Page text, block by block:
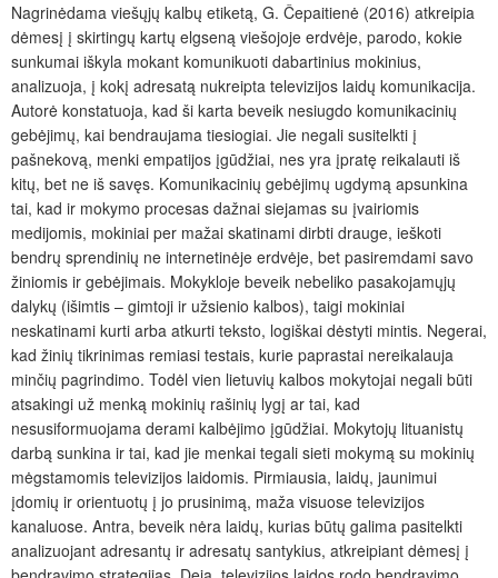
Nagrinėdama viešųjų kalbų etiketą, G. Čepaitienė (2016) atkreipia
dėmesį į skirtingų kartų elgseną viešojoje erdvėje, parodo, kokie
sunkumai iškyla mokant komunikuoti dabartinius mokinius,
analizuoja, į kokį adresatą nukreipta televizijos laidų komunikacija.
Autorė konstatuoja, kad ši karta beveik nesiugdo komunikacinių
gebėjimų, kai bendraujama tiesiogiai. Jie negali susitelkti į
pašnekovą, menki empatijos įgūdžiai, nes yra įpratę reikalauti iš
kitų, bet ne iš savęs. Komunikacinių gebėjimų ugdymą apsunkina
tai, kad ir mokymo procesas dažnai siejamas su įvairiomis
medijomis, mokiniai per mažai skatinami dirbti drauge, ieškoti
bendrų sprendinių ne internetinėje erdvėje, bet pasiremdami savo
žiniomis ir gebėjimais. Mokykloje beveik nebeliko pasakojamųjų
dalykų (išimtis – gimtoji ir užsienio kalbos), taigi mokiniai
neskatinami kurti arba atkurti teksto, logiškai dėstyti mintis. Negerai,
kad žinių tikrinimas remiasi testais, kurie paprastai nereikalauja
minčių pagrindimo. Todėl vien lietuvių kalbos mokytojai negali būti
atsakingi už menką mokinių rašinių lygį ar tai, kad
nesusiformuojama derami kalbėjimo įgūdžiai. Mokytojų lituanistų
darbą sunkina ir tai, kad jie menkai tegali sieti mokymą su mokinių
mėgstamomis televizijos laidomis. Pirmiausia, laidų, jaunimui
įdomių ir orientuotų į jo prusinimą, maža visuose televizijos
kanaluose. Antra, beveik nėra laidų, kurias būtų galima pasitelkti
analizuojant adresantų ir adresatų santykius, atkreipiant dėmesį į